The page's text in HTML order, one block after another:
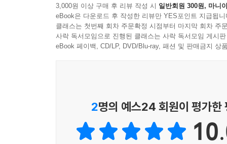
스미스는 상업사회의 그늘을 외면하지 않았다.
서 끊임없이 단순 작업만 반복하는 노동자가 “예
태”에 이를 수 있음을 경고했다. 또 상업사회는 상
외시킬 것으로 봤다. 스미스 사후 시장경제와 자
합리적인 인간이 아니라 공감하고 상상하는 인간을.
--- p.309
추구가 사회적으로 유익하다는 게 그의 주장이
‘도와주는 손’의 존재에 달려 있다. 사람들은 각자
스미스가 비판한 자유방임주의
자연적 자유를 침해하는 법률은 철폐돼야 하지만
스미스 시대에 영국에서 지역 간 자유로운 이동
3,000원 이상 구매 후 리뷰 작성 시 일반회원 300원, 마니
eBook은 다운로드 후 작성한 리뷰만 YES포인트 지급됩니
클래스는 첫번째 회차 주문확정 시점부터 마지막 회차 주
사락 독서모임으로 진행된 클래스는 사락 독서모임 게시
eBook 페이백, CD/LP, DVD/Blu-ray, 패션 및 판매금지 상
2명의 예스24 회원이 평가한